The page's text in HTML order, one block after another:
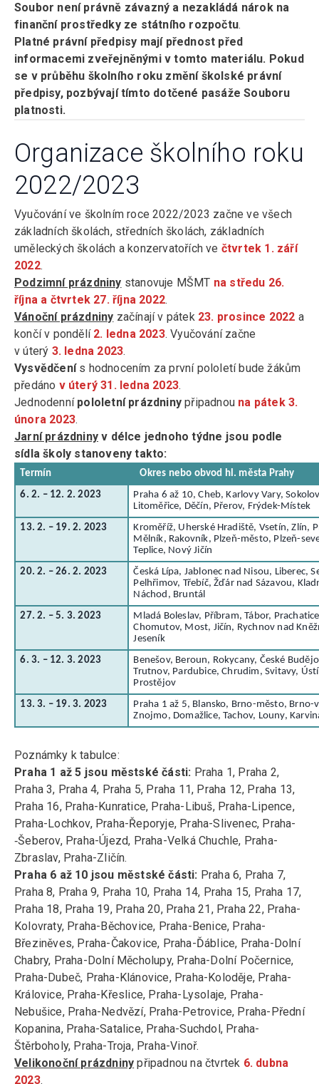
Soubor není právně závazný a nezakládá nárok na
finanční prostředky ze státního rozpočtu.
Platné právní předpisy mají přednost před
informacemi zveřejněnými v tomto materiálu. Pokud
se v průběhu školního roku změní školské právní
předpisy, pozbývají tímto dotčené pasáže Souboru
platnosti.
Organizace školního roku
2022/2023
Vyučování ve školním roce 2022/2023 začne ve všech
základních školách, středních školách, základních
uměleckých školách a konzervatořích ve čtvrtek 1. září
2022.
Podzimní prázdniny stanovuje MŠMT na středu 26.
října a čtvrtek 27. října 2022.
Vánoční prázdniny začínají v pátek 23. prosince 2022 a
končí v pondělí 2. ledna 2023. Vyučování začne
v úterý 3. ledna 2023.
Vysvědčenís hodnocením za první pololetí bude žákům
předáno v úterý 31. ledna 2023.
Jednodenní pololetní prázdniny připadnou na pátek 3.
února 2023.
Jarní prázdniny v délce jednoho týdne jsou podle
sídla školy stanoveny takto:
Termín
Okres nebo obvod hl. města Prahy
6. 2. – 12. 2. 2023
Praha 6 až 10, Cheb, Karlovy Vary,
Litoměřice, Děčín, Přerov, Frýdek-Místek
13. 2. – 19. 2. 2023
Kroměříž, Uherské Hradiště, Vsetín, Zlín,
Mělník, Rakovník, Plzeň-město, Plzeň-
Teplice, Nový Jičín
20. 2. – 26. 2. 2023
Česká Lípa, Jablonec nad Nisou, Liberec,
Pelhřimov, Třebíč, Žďár nad Sázavou,
Náchod, Bruntál
27. 2. – 5. 3. 2023
Mladá Boleslav, Příbram, Tábor,
Chomutov, Most, Jičín, Rychnov nad
Jeseník
6. 3. – 12. 3. 2023
Benešov, Beroun, Rokycany, České
Trutnov, Pardubice, Chrudim, Svitavy,
Prostějov
13. 3. – 19. 3. 2023
Praha 1 až 5, Blansko, Brno-město, Brno-
Znojmo, Domažlice, Tachov, Louny,
Poznámky k tabulce:
Praha 1 až 5 jsou městské části: Praha 1, Praha 2,
Praha 3, Praha 4, Praha 5, Praha 11, Praha 12, Praha 13,
Praha 16, Praha-Kunratice, Praha-Libuš, Praha-Lipence,
Praha-Lochkov, Praha-Řeporyje, Praha-Slivenec, Praha-
‑Šeberov, Praha-Újezd, Praha-Velká Chuchle, Praha-
Zbraslav, Praha-Zličín.
Praha 6 až 10 jsou městské části: Praha 6, Praha 7,
Praha 8, Praha 9, Praha 10, Praha 14, Praha 15, Praha 17,
Praha 18, Praha 19, Praha 20, Praha 21, Praha 22, Praha-
Kolovraty, Praha-Běchovice, Praha-Benice, Praha-
Březiněves, Praha-Čakovice, Praha-Ďáblice, Praha-Dolní
Chabry, Praha-Dolní Měcholupy, Praha-Dolní Počernice,
Praha-Dubeč, Praha-Klánovice, Praha-Koloděje, Praha-
Královice, Praha-Křeslice, Praha-Lysolaje, Praha-
Nebušice, Praha-Nedvězí, Praha-Petrovice, Praha-Přední
Kopanina, Praha-Satalice, Praha-Suchdol, Praha-
Štěrboholy, Praha-Troja, Praha-Vinoř.
Velikonoční prázdniny připadnou na čtvrtek 6. dubna
2023.